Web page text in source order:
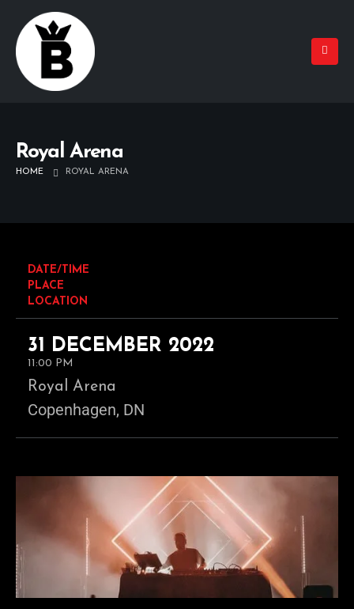
Royal Arena
HOME ROYAL ARENA
DATE/TIME
PLACE
LOCATION
31 DECEMBER 2022
11:00 PM
Royal Arena
Copenhagen, DN